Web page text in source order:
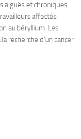
aiguës et chroniques
affectés
au béryllium. Les
recherche d’un cancer